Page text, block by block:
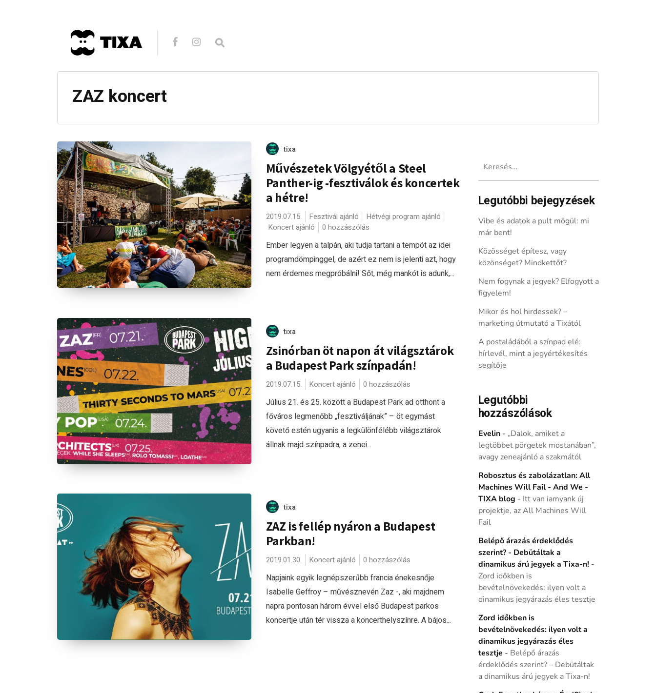
ZAZ koncert
tixa
Művészetek Völgyétől a Steel
Panther-ig -fesztiválok és koncertek
a hétre!
2019.07.15. Fesztivál ajánló
Hétvégi program ajánló
Koncert ajánló
0 hozzászólás
Ember legyen a talpán, aki tudja tartani a tempót az idei
programdömpinggel, de azért ez nem is jelenti azt, hogy
nem érdemes megpróbálni! Sőt, még mankót is adunk,...
tixa
Zsinórban öt napon át világsztárok
a Budapest Park színpadán!
2019.07.15. Koncert ajánló 0 hozzászólás
Július 21. és 25. között a Budapest Park ad otthont a
főváros legmenőbb „fesztiváljának” – öt egymást
követő estén ugyanis a legkülönfélébb világsztárok
állnak majd színpadra, a zenei...
tixa
ZAZ is fellép nyáron a Budapest
Parkban!
2019.01.30. Koncert ajánló 0 hozzászólás
Napjaink egyik legnépszerűbb francia énekesnője
Isabelle Geffroy – művésznevén Zaz -, aki majdnem
napra pontosan három évvel első Budapest parkos
koncertje után tér vissza a koncerthelyszínre. A bájos...
Legutóbbi bejegyzések
Vibe és adatok a pult mögül: mi
már bent!
Közösséget építesz, vagy
közönséget? Mindkettőt?
Nem fogynak a jegyek? Elfogyott a
figyelem!
Mikor és hol hirdessek? –
marketing útmutató a Tixától
A postaládából a színpad elé:
hírlevél, mint a jegyértékesítés
segítője
Legutóbbi
hozzászólások
Evelin- „Dalok, amiket a
legtöbbet pörgetek mostanában”,
avagy zeneajánló a szakmától
Robosztus és zabolázatlan: All
Machines Will Fail - And We -
TIXA blog - Itt van iamyank új
projektje, az All Machines Will
Fail
Belépő árazás érdeklődés
szerint? - Debütáltak a
dinamikus árú jegyek a Tixa-n! -
Zord időkben is
bevételnövekedés: ilyen volt a
dinamikus jegyárazás éles tesztje
Zord időkben is
bevételnövekedés: ilyen volt a
dinamikus jegyárazás éles
tesztje - Belépő árazás
érdeklődés szerint? – Debütáltak
a dinamikus árú jegyek a Tixa-n!